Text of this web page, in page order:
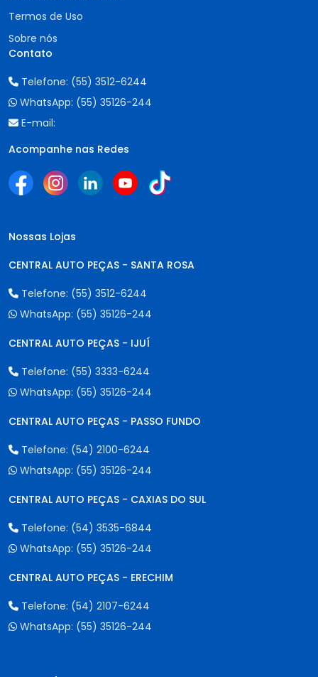
Termos de Uso
Sobre nós
Contato
Telefone: (55) 3512-6244
WhatsApp: (55) 35126-244
E-mail:
Acompanhe nas Redes
Nossas Lojas
CENTRAL AUTO PEÇAS - SANTA ROSA
Telefone: (55) 3512-6244
WhatsApp: (55) 35126-244
CENTRAL AUTO PEÇAS - IJUÍ
Telefone: (55) 3333-6244
WhatsApp: (55) 35126-244
CENTRAL AUTO PEÇAS - PASSO FUNDO
Telefone: (54) 2100-6244
WhatsApp: (55) 35126-244
CENTRAL AUTO PEÇAS - CAXIAS DO SUL
Telefone: (54) 3535-6844
WhatsApp: (55) 35126-244
CENTRAL AUTO PEÇAS - ERECHIM
Telefone: (54) 2107-6244
WhatsApp: (55) 35126-244